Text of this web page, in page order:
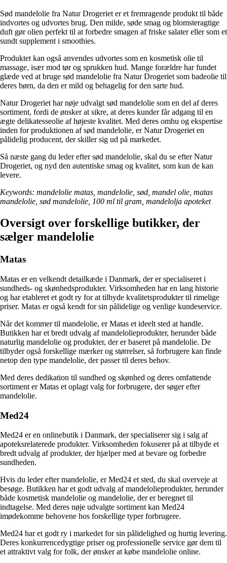
Sød mandelolie fra Natur Drogeriet er et fremragende produkt til både
indvortes og udvortes brug. Den milde, søde smag og blomsteragtige
duft gør olien perfekt til at forbedre smagen af friske salater eller som et
sundt supplement i smoothies.
Produktet kan også anvendes udvortes som en kosmetisk olie til
massage, især mod tør og sprukken hud. Mange forældre har fundet
glæde ved at bruge sød mandelolie fra Natur Drogeriet som badeolie til
deres børn, da den er mild og behagelig for den sarte hud.
Natur Drogeriet har nøje udvalgt sød mandelolie som en del af deres
sortiment, fordi de ønsker at sikre, at deres kunder får adgang til en
ægte delikatesseolie af højeste kvalitet. Med deres omhu og ekspertise
inden for produktionen af sød mandelolie, er Natur Drogeriet en
pålidelig producent, der skiller sig ud på markedet.
Så næste gang du leder efter sød mandelolie, skal du se efter Natur
Drogeriet, og nyd den autentiske smag og kvalitet, som kun de kan
levere.
Keywords: mandelolie matas, mandelolie, sød, mandel olie, matas
mandelolie, sød mandelolie, 100 ml til gram, mandelolja apoteket
Oversigt over forskellige butikker, der
sælger mandelolie
Matas
Matas er en velkendt detailkæde i Danmark, der er specialiseret i
sundheds- og skønhedsprodukter. Virksomheden har en lang historie
og har etableret et godt ry for at tilbyde kvalitetsprodukter til rimelige
priser. Matas er også kendt for sin pålidelige og venlige kundeservice.
Når det kommer til mandelolie, er Matas et ideelt sted at handle.
Butikken har et bredt udvalg af mandelolieprodukter, herunder både
naturlig mandelolie og produkter, der er baseret på mandelolie. De
tilbyder også forskellige mærker og størrelser, så forbrugere kan finde
netop den type mandelolie, der passer til deres behov.
Med deres dedikation til sundhed og skønhed og deres omfattende
sortiment er Matas et oplagt valg for forbrugere, der søger efter
mandelolie.
Med24
Med24 er en onlinebutik i Danmark, der specialiserer sig i salg af
apoteksrelaterede produkter. Virksomheden fokuserer på at tilbyde et
bredt udvalg af produkter, der hjælper med at bevare og forbedre
sundheden.
Hvis du leder efter mandelolie, er Med24 et sted, du skal overveje at
besøge. Butikken har et godt udvalg af mandelolieprodukter, herunder
både kosmetisk mandelolie og mandelolie, der er beregnet til
indtagelse. Med deres nøje udvalgte sortiment kan Med24
imødekomme behovene hos forskellige typer forbrugere.
Med24 har et godt ry i markedet for sin pålidelighed og hurtig levering.
Deres konkurrencedygtige priser og professionelle service gør dem til
et attraktivt valg for folk, der ønsker at købe mandelolie online.